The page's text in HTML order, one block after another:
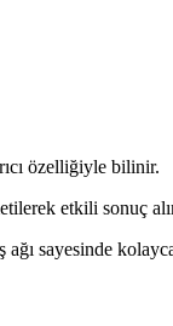
özelliğiyle bilinir.
etkili sonuç
ağı sayesinde